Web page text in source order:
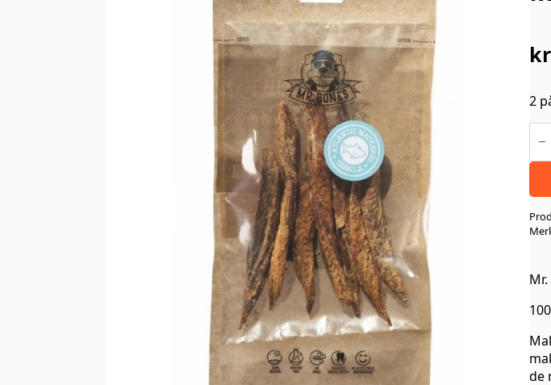
kr
2
Mr.
de